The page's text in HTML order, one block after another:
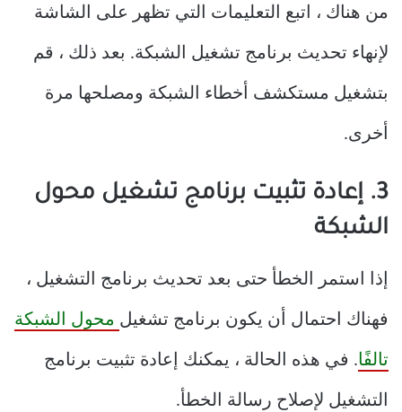
من هناك ، اتبع التعليمات التي تظهر على الشاشة
لإنهاء تحديث برنامج تشغيل الشبكة. بعد ذلك ، قم
بتشغيل مستكشف أخطاء الشبكة ومصلحها مرة
أخرى.
3. إعادة تثبيت برنامج تشغيل محول
الشبكة
إذا استمر الخطأ حتى بعد تحديث برنامج التشغيل ،
فهناك احتمال أن يكون برنامج تشغيل محول الشبكة
تالفًا. في هذه الحالة ، يمكنك إعادة تثبيت برنامج
التشغيل لإصلاح رسالة الخطأ.